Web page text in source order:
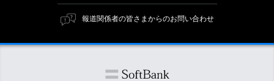
株式と社債について
マテリアリティ（重要課題）
ESGの主な取り組み
障がい者採用
ソフトバンク クルー採用
報道関係者の皆さまからのお問い合わせ